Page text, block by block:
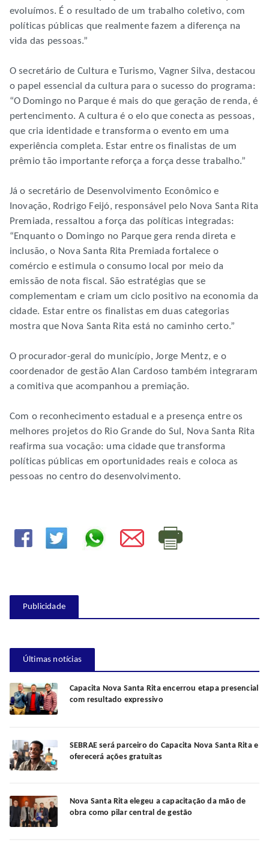
evoluímos. É o resultado de um trabalho coletivo, com
políticas públicas que realmente fazem a diferença na
vida das pessoas.”
O secretário de Cultura e Turismo, Vagner Silva, destacou
o papel essencial da cultura para o sucesso do programa:
“O Domingo no Parque é mais do que geração de renda, é
pertencimento. A cultura é o elo que conecta as pessoas,
que cria identidade e transforma o evento em uma
experiência completa. Estar entre os finalistas de um
prêmio tão importante reforça a força desse trabalho.”
Já o secretário de Desenvolvimento Econômico e
Inovação, Rodrigo Feijó, responsável pelo Nova Santa Rita
Premiada, ressaltou a força das políticas integradas:
“Enquanto o Domingo no Parque gera renda direta e
inclusão, o Nova Santa Rita Premiada fortalece o
comércio e estimula o consumo local por meio da
emissão de nota fiscal. São estratégias que se
complementam e criam um ciclo positivo na economia da
cidade. Estar entre os finalistas em duas categorias
mostra que Nova Santa Rita está no caminho certo.”
O procurador-geral do município, Jorge Mentz, e o
coordenador de gestão Alan Cardoso também integraram
a comitiva que acompanhou a premiação.
Com o reconhecimento estadual e a presença entre os
melhores projetos do Rio Grande do Sul, Nova Santa Rita
reafirma sua vocação: uma cidade que transforma
políticas públicas em oportunidades reais e coloca as
pessoas no centro do desenvolvimento.
Publicidade
Últimas notícias
Capacita Nova Santa Rita encerrou etapa presencial
com resultado expressivo
SEBRAE será parceiro do Capacita Nova Santa Rita e
oferecerá ações gratuitas
Nova Santa Rita elegeu a capacitação da mão de
obra como pilar central de gestão